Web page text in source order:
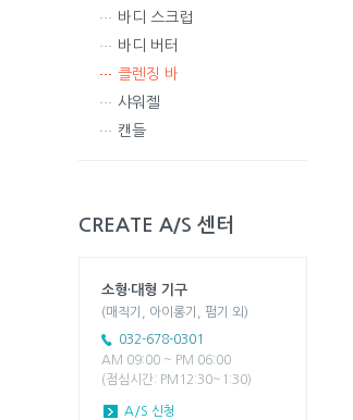
바디 스크럽
바디 버터
클렌징 바
샤워젤
캔들
CREATE A/S 센터
소형·대형 기구
(매직기, 아이롱기, 펌기 외)
032-678-0301
AM 09:00 ~ PM 06:00
(점심시간: PM12:30~1:30)
A/S 신청